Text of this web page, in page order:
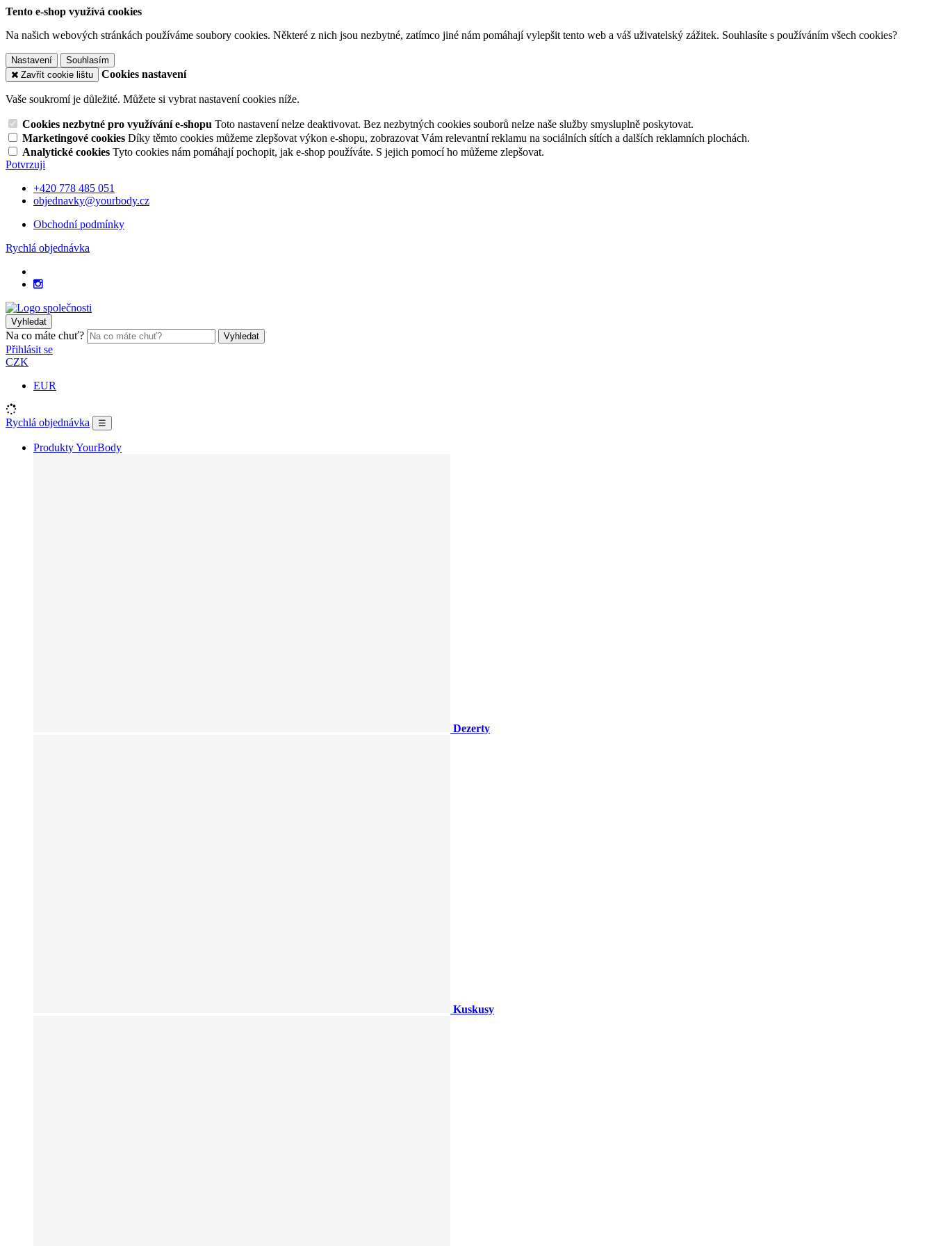
Tento e-shop využívá cookies
Na našich webových stránkách používáme soubory cookies. Některé z nich jsou nezbytné, zatímco jiné nám pomáhají vylepšit tento web a váš uživatelský zážitek. Souhlasíte s používáním všech cookies?
Nastavení
Souhlasím
Zavřít cookie lištu
Cookies nastavení
Vaše soukromí je důležité. Můžete si vybrat nastavení cookies níže.
Cookies nezbytné pro využívání e-shopu Toto nastavení nelze deaktivovat. Bez nezbytných cookies souborů nelze naše služby smysluplně poskytovat.
Marketingové cookies Díky těmto cookies můžeme zlepšovat výkon e-shopu, zobrazovat Vám relevantní reklamu na sociálních sítích a dalších reklamních plochách.
Analytické cookies Tyto cookies nám pomáhají pochopit, jak e-shop používáte. S jejich pomocí ho můžeme zlepšovat.
Potvrzuji
+420 778 485 051
objednavky@yourbody.cz
Obchodní podmínky
Rychlá objednávka
Vyhledat
Na co máte chuť? Vyhledat
Přihlásit se
CZK
EUR
Rychlá objednávka ☰
Produkty YourBody
Dezerty
Kuskusy